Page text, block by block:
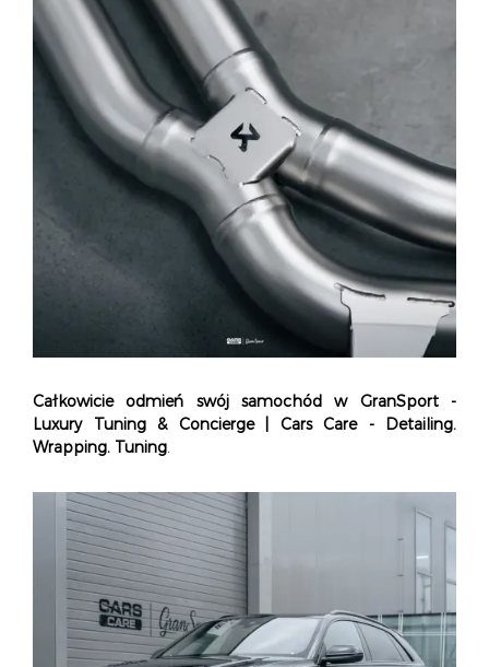
Całkowicie odmień swój samochód w GranSport -
Luxury Tuning & Concierge| Cars Care- Detailing.
Wrapping. Tuning.